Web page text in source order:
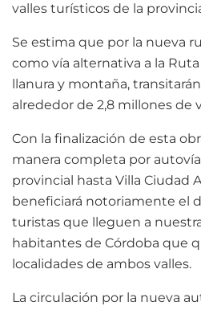
valles turísticos de la
Se estima que por la nueva
como vía alternativa a la
llanura y montaña,
alrededor de 2,8 millones de
Con la finalización de esta
manera completa por
provincial hasta Villa Ciudad
beneficiará notoriamente el
turistas que lleguen a
habitantes de Córdoba que
localidades de ambos valles.
La circulación por la nueva